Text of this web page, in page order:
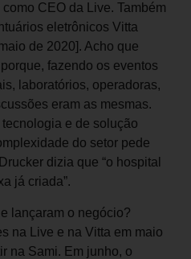
CEO da Live. Também
eletrônicos Vitta
de 2020]. Acho que
fazendo os eventos
laboratórios, operadoras,
eram as mesmas.
e de solução
do setor pede
dizia que “o hospital
já criada”.
lançaram o negócio?
na Live e na Vitta em maio
na Sami. Em junho, o